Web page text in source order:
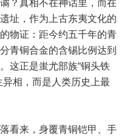
？真相不在神话里，而在
址，作为上古东夷文化的
物证：距今约五千年的青
青铜合金的含锡比例达到
这正是蚩尤部族“铜头铁
相，而是人类历史上最
看来，身覆青铜铠甲、手